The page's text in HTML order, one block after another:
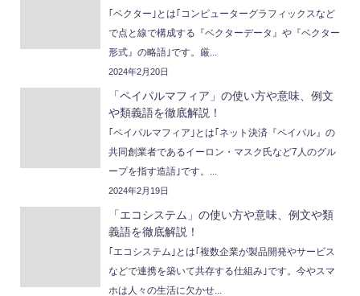
｢ベクター｣とは｢コンピューターグラフィックスなど
で点と線で構成する『ベクターデータ』や『ベクター
形式』の略語｣です。厳...
2024年2月20日
「ペイパルマフィア」の使い方や意味、例文
や類義語を徹底解説！
｢ペイパルマフィア｣とは｢ネット決済『ペイパル』の
共同創業者であるイーロン・マスク氏など7人のグル
ープを指す造語｣です。...
2024年2月19日
「エコシステム」の使い方や意味、例文や類
義語を徹底解説！
｢エコシステム｣とは｢複数企業が製品開発やサービス
などで連携を築いて共存する仕組み｣です。今やスマ
ホは人々の生活に欠かせ...